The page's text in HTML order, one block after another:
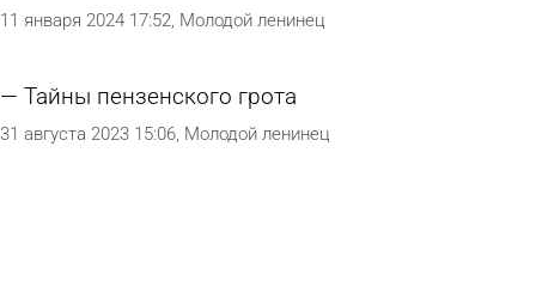
11 января 2024 17:52 Молодой ленинец
Тайны пензенского грота
31 августа 2023 15:06 Молодой ленинец